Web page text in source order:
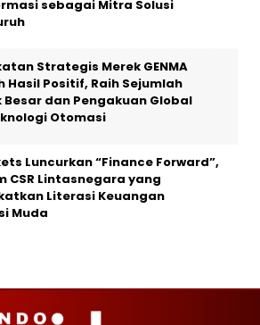
sebagai Mitra Solusi
Strategis Merek GENMA
Hasil Positif, Raih Sejumlah
Besar dan Pengakuan Global
Otomasi
Luncurkan “Finance Forward”,
CSR Lintasnegara yang
Literasi Keuangan
Muda